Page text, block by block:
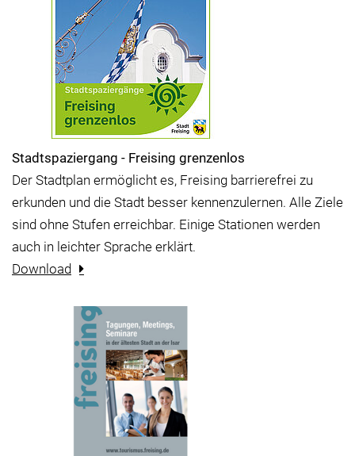
Stadtspaziergang - Freising grenzenlos
Der Stadtplan ermöglicht es, Freising barrierefrei zu
erkunden und die Stadt besser kennenzulernen. Alle Ziele
sind ohne Stufen erreichbar. Einige Stationen werden
auch in leichter Sprache erklärt.
Download